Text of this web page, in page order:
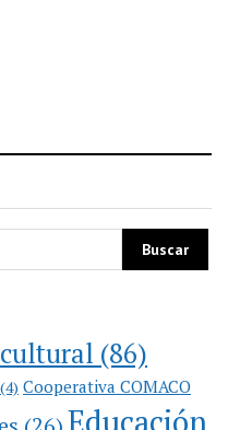
(86)
(4) Cooperativa COMACO
Educación